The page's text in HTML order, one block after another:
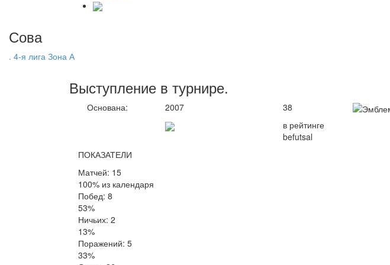
Сова
. 4-я лига Зона А
Выступление в турнире.
Основана: 2007
38
в рейтинге
befutsal
ПОКАЗАТЕЛИ
Матчей: 15
100% из календаря
Побед: 8
53%
Ничьих: 2
13%
Поражений: 5
33%